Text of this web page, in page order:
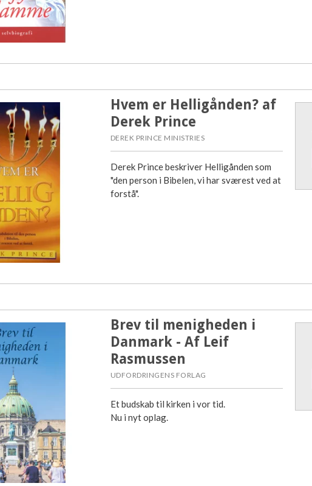
Hvem er Helligånden? af
Derek Prince
DEREK PRINCE MINISTRIES
Derek Prince beskriver Helligånden som
"den person i Bibelen, vi har sværest ved at
forstå".
Brev til menigheden i
Danmark - Af Leif
Rasmussen
UDFORDRINGENS FORLAG
Et budskab til kirken i vor tid.
Nu i nyt oplag.